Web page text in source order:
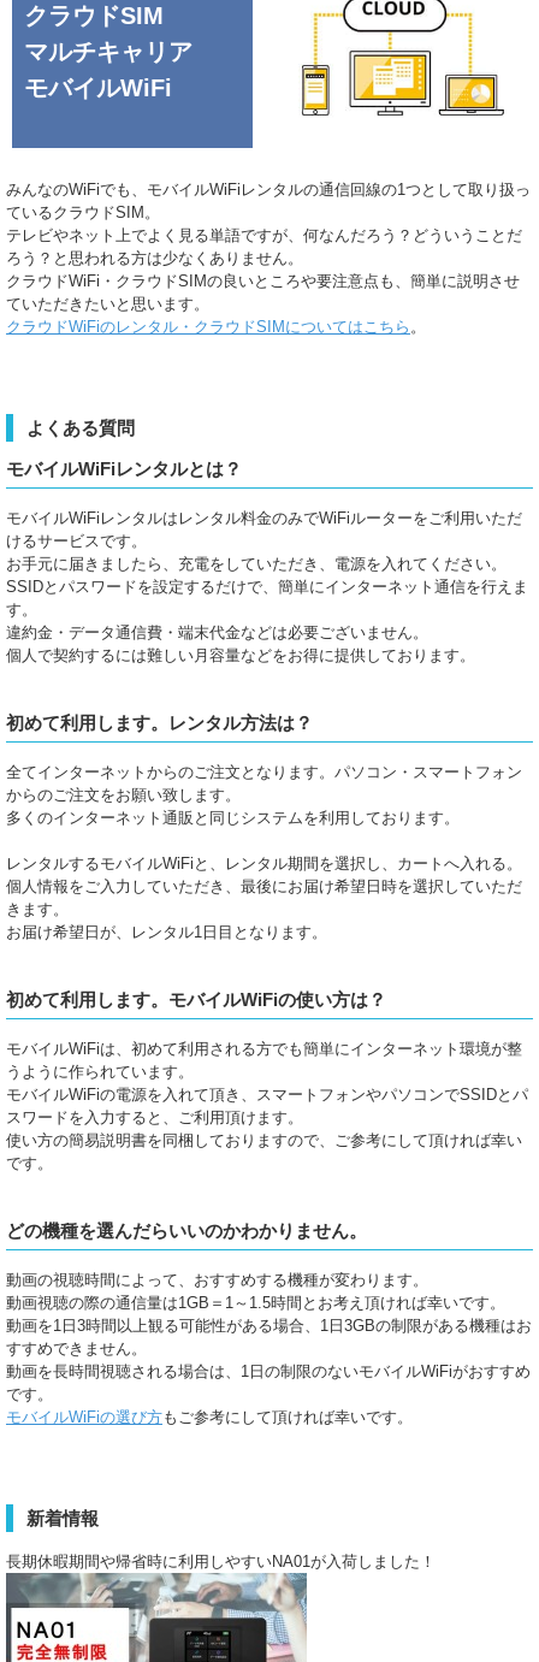
クラウドSIM
マルチキャリア
モバイルWiFi
みんなのWiFiでも、モバイルWiFiレンタルの通信回線の1つとして取り扱っ
ているクラウドSIM。
テレビやネット上でよく見る単語ですが、何なんだろう？どういうことだ
ろう？と思われる方は少なくありません。
クラウドWiFi・クラウドSIMの良いところや要注意点も、簡単に説明させ
ていただきたいと思います。
クラウドWiFiのレンタル・クラウドSIMについてはこちら 。
よくある質問
モバイルWiFiレンタルとは？
モバイルWiFiレンタルはレンタル料金のみでWiFiルーターをご利用いただ
けるサービスです。
お手元に届きましたら、充電をしていただき、電源を入れてください。
SSIDとパスワードを設定するだけで、簡単にインターネット通信を行えま
す。
違約金・データ通信費・端末代金などは必要ございません。
個人で契約するには難しい月容量などをお得に提供しております。
初めて利用します。レンタル方法は？
全てインターネットからのご注文となります。パソコン・スマートフォン
からのご注文をお願い致します。
多くのインターネット通販と同じシステムを利用しております。
レンタルするモバイルWiFiと、レンタル期間を選択し、カートへ入れる。
個人情報をご入力していただき、最後にお届け希望日時を選択していただ
きます。
お届け希望日が、レンタル1日目となります。
初めて利用します。モバイルWiFiの使い方は？
モバイルWiFiは、初めて利用される方でも簡単にインターネット環境が整
うように作られています。
モバイルWiFiの電源を入れて頂き、スマートフォンやパソコンでSSIDとパ
スワードを入力すると、ご利用頂けます。
使い方の簡易説明書を同梱しておりますので、ご参考にして頂ければ幸い
です。
どの機種を選んだらいいのかわかりません。
動画の視聴時間によって、おすすめする機種が変わります。
動画視聴の際の通信量は1GB＝1～1.5時間とお考え頂ければ幸いです。
動画を1日3時間以上観る可能性がある場合、1日3GBの制限がある機種はお
すすめできません。
動画を長時間視聴される場合は、1日の制限のないモバイルWiFiがおすすめ
です。
モバイルWiFiの選び方もご参考にして頂ければ幸いです。
新着情報
長期休暇期間や帰省時に利用しやすいNA01が入荷しました！